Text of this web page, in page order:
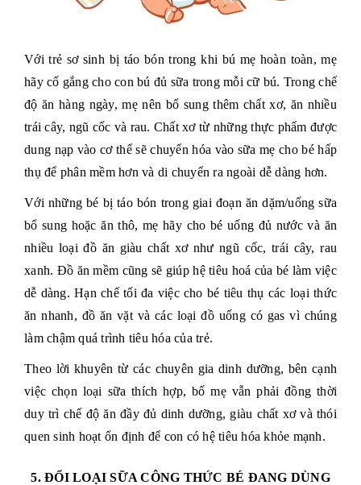
Với trẻ sơ sinh bị táo bón trong khi bú mẹ hoàn toàn, mẹ
hãy cố gắng cho con bú đủ sữa trong mỗi cữ bú. Trong chế
độ ăn hàng ngày, mẹ nên bổ sung thêm chất xơ, ăn nhiều
trái cây, ngũ cốc và rau. Chất xơ từ những thực phẩm được
dung nạp vào cơ thể sẽ chuyển hóa vào sữa mẹ cho bé hấp
thụ để phân mềm hơn và di chuyển ra ngoài dễ dàng hơn.
Với những bé bị táo bón trong giai đoạn ăn dặm/uống sữa
bổ sung hoặc ăn thô, mẹ hãy cho bé uống đủ nước và ăn
nhiều loại đồ ăn giàu chất xơ như ngũ cốc, trái cây, rau
xanh. Đồ ăn mềm cũng sẽ giúp hệ tiêu hoá của bé làm việc
dễ dàng. Hạn chế tối đa việc cho bé tiêu thụ các loại thức
ăn nhanh, đồ ăn vặt và các loại đồ uống có gas vì chúng
làm chậm quá trình tiêu hóa của trẻ.
Theo lời khuyên từ các chuyên gia dinh dưỡng, bên cạnh
việc chọn loại sữa thích hợp, bố mẹ vẫn phải đồng thời
duy trì chế độ ăn đầy đủ dinh dưỡng, giàu chất xơ và thói
quen sinh hoạt ổn định để con có hệ tiêu hóa khỏe mạnh.
5. ĐỔI LOẠI SỮA CÔNG THỨC BÉ ĐANG DÙNG